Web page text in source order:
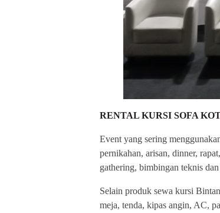
RENTAL KURSI SOFA
Event yang sering
pernikahan, arisan, dinner,
gathering, bimbingan teknis
Selain produk sewa kursi
meja, tenda, kipas angin, AC,